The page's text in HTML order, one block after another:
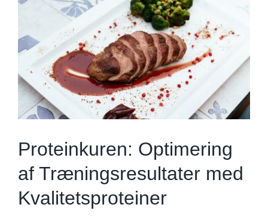
større
Proteinkuren: Optimering
af Træningsresultater med
Kvalitetsproteiner